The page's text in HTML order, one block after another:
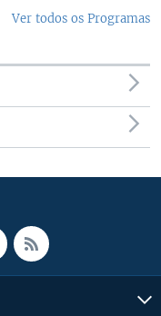
Ver todos os Programas